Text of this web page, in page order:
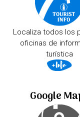
Localiza todos los
oficinas de
turística
Google